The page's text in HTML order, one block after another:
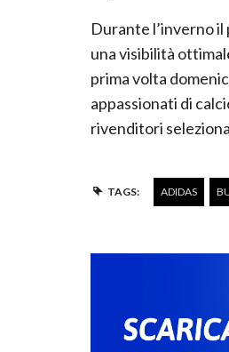
Durante l’inverno
una visibilità
prima volta
appassionati di
rivenditori
TAGS: ADIDAS